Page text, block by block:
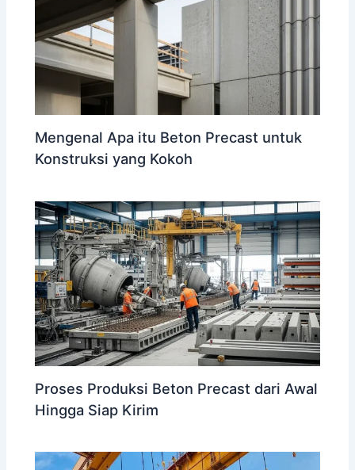
Mengenal Apa itu Beton Precast untuk
Konstruksi yang Kokoh
Proses Produksi Beton Precast dari Awal
Hingga Siap Kirim